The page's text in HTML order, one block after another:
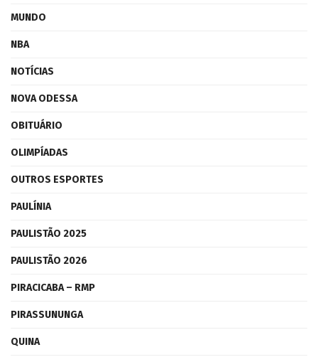
MUNDO
NBA
NOTÍCIAS
NOVA ODESSA
OBITUÁRIO
OLIMPÍADAS
OUTROS ESPORTES
PAULÍNIA
PAULISTÃO 2025
PAULISTÃO 2026
PIRACICABA – RMP
PIRASSUNUNGA
QUINA